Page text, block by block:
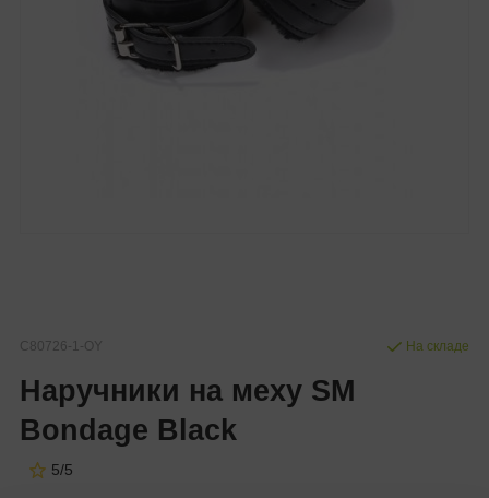
C80726-1-OY
Наручники на меху SM
Bondage Black
5/5
На складе